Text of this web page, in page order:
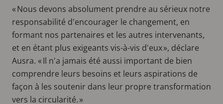
« Nous devons absolument prendre au sérieux notre
responsabilité d'encourager le changement, en
formant nos partenaires et les autres intervenants,
et en étant plus exigeants vis-à-vis d'eux », déclare
Ausra. « Il n'a jamais été aussi important de bien
comprendre leurs besoins et leurs aspirations de
façon à les soutenir dans leur propre transformation
vers la circularité. »